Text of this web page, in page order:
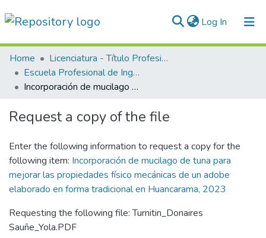
Log In (current)
Communities & Collections
All of DSpace
Normativas
Home
Licenciatura - Título Profesional
Escuela Profesional de Ingeniería Civil
Incorporación de mucilago de tuna para mejorar las propiedades físico mecánicas de un adobe elaborado en forma tradicional en Huancarama, 2023
Request a copy of the file
Enter the following information to request a copy for the
following item: Incorporación de mucilago de tuna para
mejorar las propiedades físico mecánicas de un adobe
elaborado en forma tradicional en Huancarama, 2023
Requesting the following file: Turnitin_Donaires
Sauñe_Yola.PDF